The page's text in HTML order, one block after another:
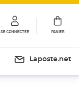
SE CONNECTER PANIER
Laposte.net